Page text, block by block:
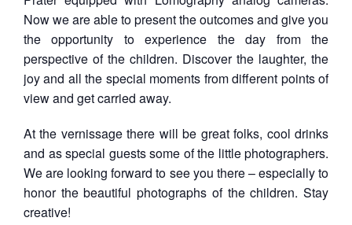
Now we are able to present the outcomes and give you
the opportunity to experience the day from the
perspective of the children. Discover the laughter, the
joy and all the special moments from different points of
view and get carried away.
At the vernissage there will be great folks, cool drinks
and as special guests some of the little photographers.
We are looking forward to see you there – especially to
honor the beautiful photographs of the children. Stay
creative!